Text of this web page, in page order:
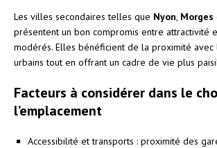
Les villes secondaires telles que Nyon Morges
présentent un bon compromis entre attractivité
modérés. Elles bénéficient de la proximité avec
urbains tout en offrant un cadre de vie plus
Facteurs à considérer dans le
l’emplacement
Accessibilité et transports : proximité des